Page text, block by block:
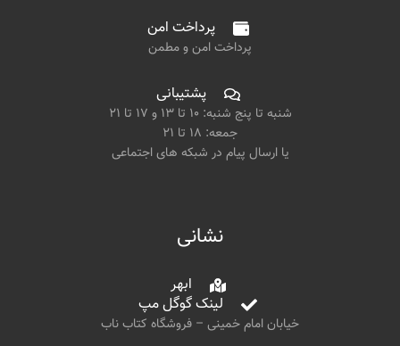
پرداخت امن
پرداخت امن و مطمن
پشتیبانی
شنبه تا پنج شنبه: ۱۰ تا ۱۳ و ۱۷ تا ۲۱
جمعه: ۱۸ تا ۲۱
یا ارسال پیام در شبکه های اجتماعی
نشانی
ابهر
لینک گوگل مپ
خیابان امام خمینی – فروشگاه کتاب ناب